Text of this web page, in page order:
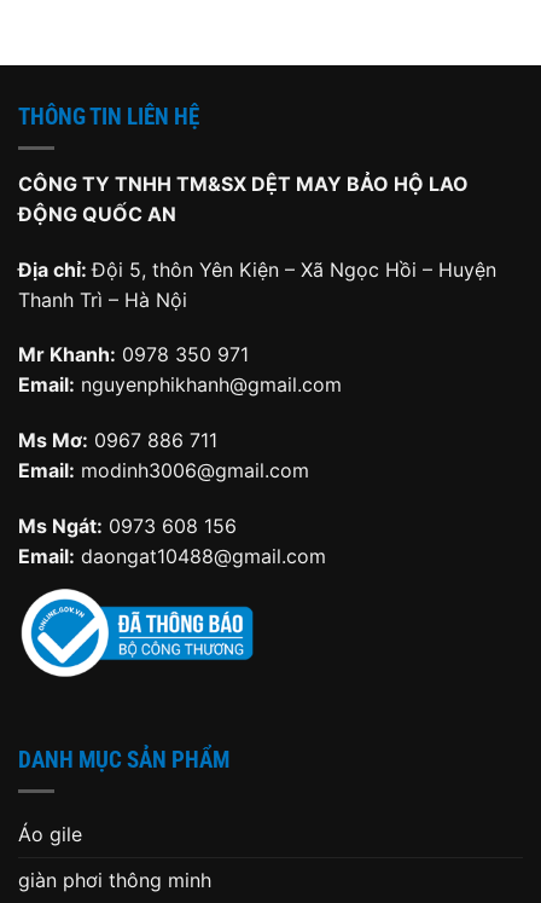
THÔNG TIN LIÊN HỆ
CÔNG TY TNHH TM&SX DỆT MAY BẢO HỘ LAO
ĐỘNG QUỐC AN
Địa chỉ:Đội 5, thôn Yên Kiện – Xã Ngọc Hồi – Huyện
Thanh Trì – Hà Nội
Mr Khanh: 0978 350 971
Email: nguyenphikhanh@gmail.com
Ms Mơ: 0967 886 711
Email: modinh3006@gmail.com
Ms Ngát: 0973 608 156
Email: daongat10488@gmail.com
DANH MỤC SẢN PHẨM
Áo gile
giàn phơi thông minh